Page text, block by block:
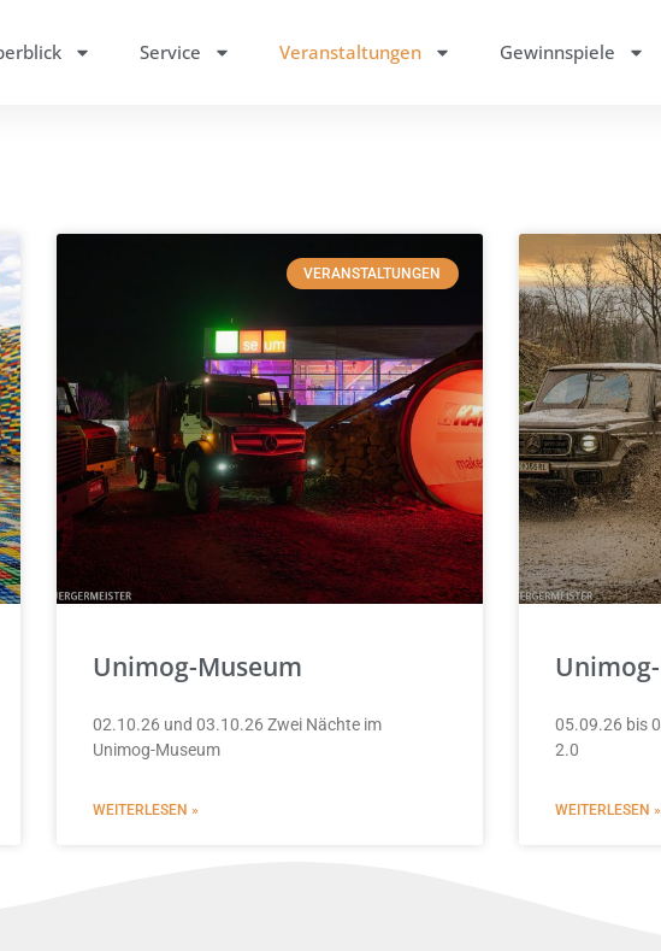
Service Veranstaltungen Gewinnspiele
VERANSTALTUNGEN
Unimog-Museum
02.10.26 und 03.10.26 Zwei Nächte im
Unimog-Museum
WEITERLESEN »
05.09.26 bis
2.0
WEITERLESEN »